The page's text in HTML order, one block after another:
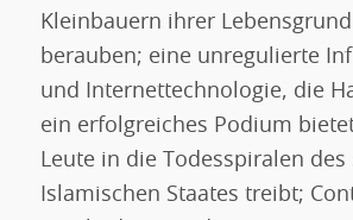
Kleinbauern ihrer
berauben; eine unregulierte
und Internettechnologie, die
ein erfolgreiches Podium
Leute in die Todesspiralen des
Islamischen Staates treibt;